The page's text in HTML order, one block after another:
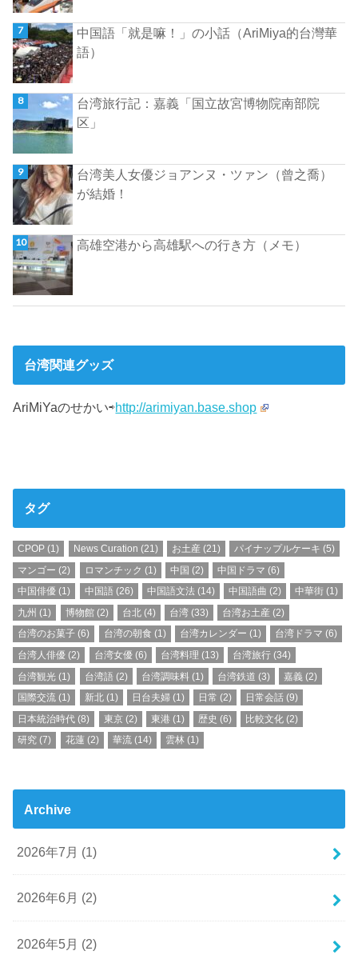
中国語「就是嘛！」の小話（AriMiya的台灣華
語）
台湾旅行記：嘉義「国立故宮博物院南部院
区」
台湾美人女優ジョアンヌ・ツァン（曾之喬）
が結婚！
高雄空港から高雄駅への行き方（メモ）
台湾関連グッズ
AriMiYaのせかい⇨http://arimiyan.base.shop
タグ
CPOP (1) News Curation (21) お土産(21) パイナップルケーキ (5)
マンゴー (2) ロマンチック (1) 中国 (2) 中国ドラマ (6)
中国俳優 (1) 中国語 (26) 中国語文法 (14) 中国語曲 (2) 中華街 (1)
九州 (1) 博物館(2) 台北(4) 台湾 (33) 台湾お土産 (2)
台湾のお菓子 (6) 台湾の朝食 (1) 台湾カレンダー (1) 台湾ドラマ (6)
台湾人俳優 (2) 台湾女優(6) 台湾料理 (13) 台湾旅行 (34)
台湾観光 (1) 台湾語 (2) 台湾調味料 (1) 台湾鉄道 (3) 嘉義 (2)
国際交流 (1) 新北(1) 日台夫婦(1) 日常 (2) 日常会話 (9)
日本統治時代 (8) 東京(2) 東港(1) 歴史 (6) 比較文化 (2)
研究 (7) 花蓮(2) 華流(14) 雲林 (1)
Archive
2026年7月 (1)
2026年6月 (2)
2026年5月 (2)